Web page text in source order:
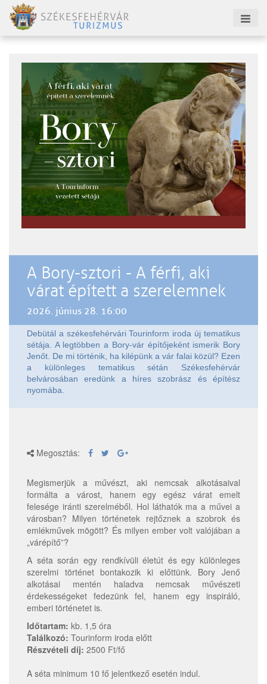
A Bory-sztori - A férfi, aki
várat épített a szerelemnek
2026. június 28. 16:00
Debütál a székesfehérvári Tourinform iroda új tematikus
sétája. A legtöbben a Bory-vár építőjeként ismerik Bory
Jenőt. De mi történik, ha kilépünk a vár falai közül? Ezen
a különleges tematikus sétán Székesfehérvár
belvárosában eredünk a híres szobrász és építész
nyomába.
Megosztás:
Megismerjük a művészt, aki nemcsak alkotásaival
formálta a várost, hanem egy egész várat emelt
felesége iránti szerelméből. Hol láthatók ma a művei a
városban? Milyen történetek rejtőznek a szobrok és
emlékművek mögött? És milyen ember volt valójában a
„várépítő”?
A séta során egy rendkívüli életút és egy különleges
szerelmi történet bontakozik ki előttünk. Bory Jenő
alkotásai mentén haladva nemcsak művészeti
érdekességeket fedezünk fel, hanem egy inspiráló,
emberi történetet is.
Időtartam: kb. 1,5 óra
Találkozó: Tourinform iroda előtt
Részvételi díj: 2500 Ft/fő
A séta minimum 10 fő jelentkező esetén indul.